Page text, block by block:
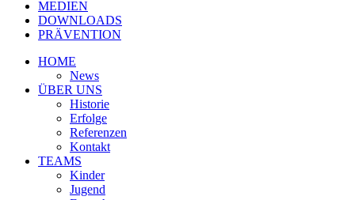
MEDIEN
DOWNLOADS
PRÄVENTION
HOME
News
ÜBER UNS
Historie
Erfolge
Referenzen
Kontakt
TEAMS
Kinder
Jugend